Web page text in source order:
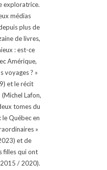
exploratrice.
médias
plus de
de livres,
: est-ce
Amérique,
voyages ? »
et le récit
Lafon,
tomes du
Québec en
»
et de
filles qui ont
/ 2020).